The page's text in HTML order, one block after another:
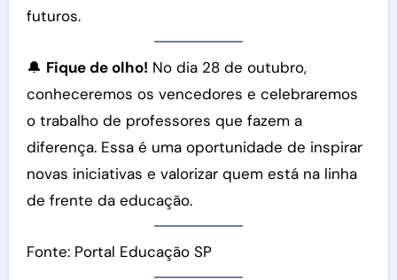
futuros.
🔔 Fique de olho! No dia 28 de outubro,
conheceremos os vencedores e celebraremos
o trabalho de professores que fazem a
diferença. Essa é uma oportunidade de inspirar
novas iniciativas e valorizar quem está na linha
de frente da educação.
Fonte: Portal Educação SP